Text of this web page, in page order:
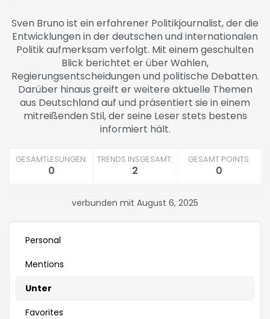
Sven Bruno ist ein erfahrener Politikjournalist, der die
Entwicklungen in der deutschen und internationalen
Politik aufmerksam verfolgt. Mit einem geschulten
Blick berichtet er über Wahlen,
Regierungsentscheidungen und politische Debatten.
Darüber hinaus greift er weitere aktuelle Themen
aus Deutschland auf und präsentiert sie in einem
mitreißenden Stil, der seine Leser stets bestens
informiert hält.
GESAMTLESUNGEN:
0
TRENDS INSGESAMT:
2
GESAMT POINTS:
0
verbunden mit August 6, 2025
Personal
Mentions
Unter
Favorites